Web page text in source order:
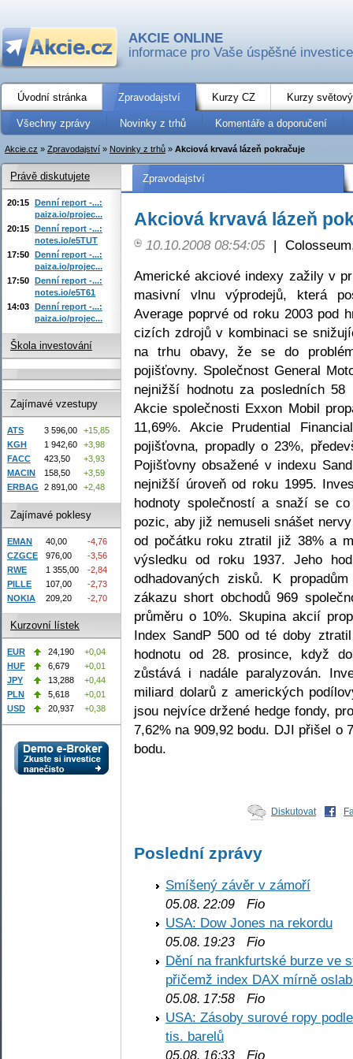
AKCIE ONLINE
informace pro Vaše úspěšné investice
Úvodní stránka Zpravodajství Kurzy CZ Kurzy
Všechny zprávy Novinky z trhů Komentáře a doporučení
Akcie.cz » Zpravodajství » Novinky z trhů » Akciová krvavá lázeň pokračuje
Zpravodajství
Akciová krvavá lázeň
10.10.2008 08:54:05 |
Americké akciové indexy zažily v
masivní vlnu výprodejů, která
Average poprvé od roku 2003 pod
cizích zdrojů v kombinaci se
na trhu obavy, že se do
pojišťovny. Společnost General
nejnižší hodnotu za posledních
Akcie společnosti Exxon Mobil
11,69%. Akcie Prudential
pojišťovna, propadly o 23%,
Pojišťovny obsažené v indexu
nejnižší úroveň od roku 1995.
hodnoty společností a snaží se
pozic, aby již nemuseli snášet
od počátku roku ztratil již 38% a
výsledku od roku 1937. Jeho
odhadovaných zisků. K
zákazu short obchodů 969
průměru o 10%. Skupina akcií
Index SandP 500 od té doby
hodnotu od 28. prosince, když
zůstává i nadále paralyzován.
miliard dolarů z amerických
jsou nejvíce držené hedge fondy,
7,62% na 909,92 bodu. DJI přišel o
bodu.
Diskutovat
Poslední zprávy
Smíšený závěr v zámoří
05.08. 22:09 Fio
USA: Dow Jones na rekordu
05.08. 19:23 Fio
Dění na frankfurtské burze ve
přičemž index DAX mírně
05.08. 17:58 Fio
USA: Zásoby surové ropy
tis. barelů
05.08. 16:33 Fio
Právě diskutujete
20:15 Denní report -...:
paiza.io/projec...
20:15 Denní report -...:
notes.io/e5TUT
17:50 Denní report -...:
paiza.io/projec...
17:50 Denní report -...:
notes.io/e5T61
14:03 Denní report -...:
paiza.io/projec...
Škola investování
Zajímavé vzestupy
ATS 3 596,00
+15,85
KGH
1 942,60
+3,98
FACC
423,50
+3,93
MACIN
158,50
+3,59
ERBAG
2 891,00 +2,48
Zajímavé poklesy
EMAN 40,00
-4,76
CZGCE
976,00
-3,56
RWE
1 355,00
-2,84
PILLE
107,00
-2,73
NOKIA
209,20 -2,70
Kurzovní lístek
EUR 24,190
+0,04
HUF
6,679
+0,01
JPY
13,288
+0,44
PLN
5,618
+0,01
USD
20,937 +0,38